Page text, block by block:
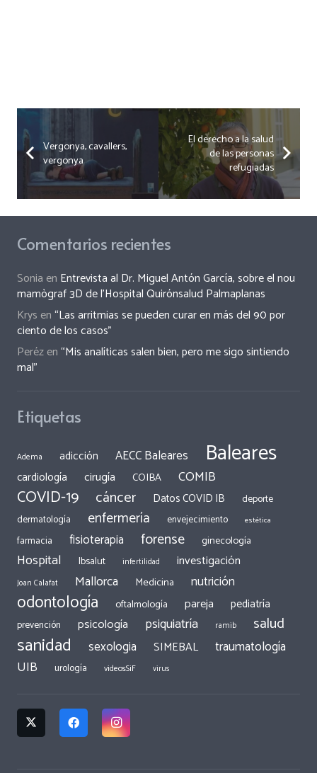
Vergonya, cavallers,
vergonya
El derecho a la salud
de las personas
refugiadas
Comentarios recientes
Sonia en Entrevista al Dr. Miguel Antón García, sobre el nou
mamògraf 3D de l’Hospital Quirónsalud Palmaplanas
Krys en“Las arritmias se pueden curar en más del 90 por
ciento de los casos”
Perézen“Mis analíticas salen bien, pero me sigo sintiendo
mal”
Etiquetas
Adema adicción AECC Baleares Baleares
cardiología cirugía COIBA COMIB
COVID-19 cáncer Datos COVID IB
deporte
dermatología
enfermería envejecimiento estética
farmacia fisioterapia forense ginecología
Hospital Ibsalut infertilidad investigación
Joan Calafat Mallorca Medicina nutrición
odontología oftalmología pareja pediatría
prevención psicología psiquiatría ramib salud
sanidad sexologia SIMEBAL traumatología
UIB urología videosSiF virus